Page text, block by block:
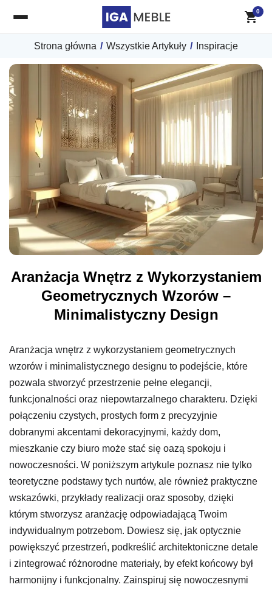
Strona główna / Wszystkie Artykuły / Inspiracje
Aranżacja Wnętrz z Wykorzystaniem
Geometrycznych Wzorów –
Minimalistyczny Design
Aranżacja wnętrz z wykorzystaniem geometrycznych
wzorów i minimalistycznego designu to podejście, które
pozwala stworzyć przestrzenie pełne elegancji,
funkcjonalności oraz niepowtarzalnego charakteru. Dzięki
połączeniu czystych, prostych form z precyzyjnie
dobranymi akcentami dekoracyjnymi, każdy dom,
mieszkanie czy biuro może stać się oazą spokoju i
nowoczesności. W poniższym artykule poznasz nie tylko
teoretyczne podstawy tych nurtów, ale również praktyczne
wskazówki, przykłady realizacji oraz sposoby, dzięki
którym stworzysz aranżację odpowiadającą Twoim
indywidualnym potrzebom. Dowiesz się, jak optycznie
powiększyć przestrzeń, podkreślić architektoniczne detale
i zintegrować różnorodne materiały, by efekt końcowy był
harmonijny i funkcjonalny. Zainspiruj się nowoczesnymi
0